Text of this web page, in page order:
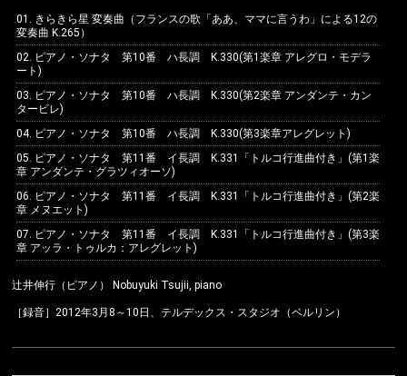
01. きらきら星 変奏曲（フランスの歌「ああ、ママに言うわ」による12の
変奏曲 K.265）
02. ピアノ・ソナタ 第10番 ハ長調 K.330(第1楽章 アレグロ・モデラ
ート)
03. ピアノ・ソナタ 第10番 ハ長調 K.330(第2楽章 アンダンテ・カン
タービレ)
04. ピアノ・ソナタ 第10番 ハ長調 K.330(第3楽章アレグレット)
05. ピアノ・ソナタ 第11番 イ長調 K.331「トルコ行進曲付き」(第1楽
章 アンダンテ・グラツィオーソ)
06. ピアノ・ソナタ 第11番 イ長調 K.331「トルコ行進曲付き」(第2楽
章 メヌエット)
07. ピアノ・ソナタ 第11番 イ長調 K.331「トルコ行進曲付き」(第3楽
章 アッラ・トゥルカ：アレグレット)
辻井伸行（ピアノ） Nobuyuki Tsujii, piano
［録音］2012年3月8～10日、テルデックス・スタジオ（ベルリン）